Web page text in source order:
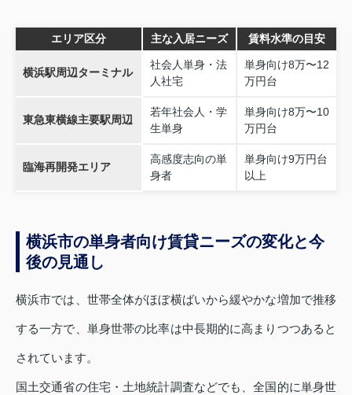
エリア区分 主な入居ニーズ 賃料水準の目安
横浜駅周辺ターミナル
社会人単身・法
人社宅
単身向け8万〜12
万円台
東急東横線主要駅周辺
若年社会人・学
生単身
単身向け8万〜10
万円台
臨海再開発エリア
高感度志向の単
身者
単身向け9万円台
以上
横浜市の単身者向け賃貸ニーズの変化と今
後の見通し
横浜市では、世帯全体がほぼ横ばいから緩やかな増加で推移
する一方で、単身世帯の比率は中長期的に高まりつつあると
されています。
国土交通省の住宅・土地統計調査などでも、全国的に単身世